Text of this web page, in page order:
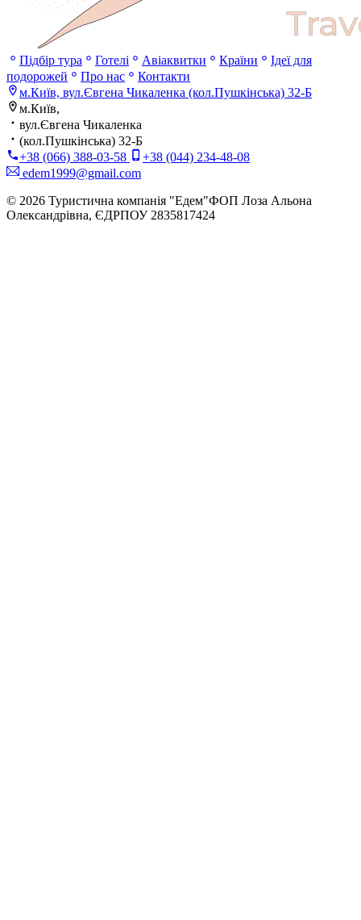
Підбір тура Готелі Авіаквитки Країни
Ідеї для
подорожей
Про нас
Контакти
м.Київ, вул.Євгена Чикаленка (кол.Пушкінська) 32-Б
м.Київ,
вул.Євгена Чикаленка
(кол.Пушкінська) 32-Б
+38 (066) 388-03-58
+38 (044) 234-48-08
edem1999@gmail.com
© 2026 Туристична компанія "Едем"ФОП Лоза Альона
Олександрівна, ЄДРПОУ 2835817424